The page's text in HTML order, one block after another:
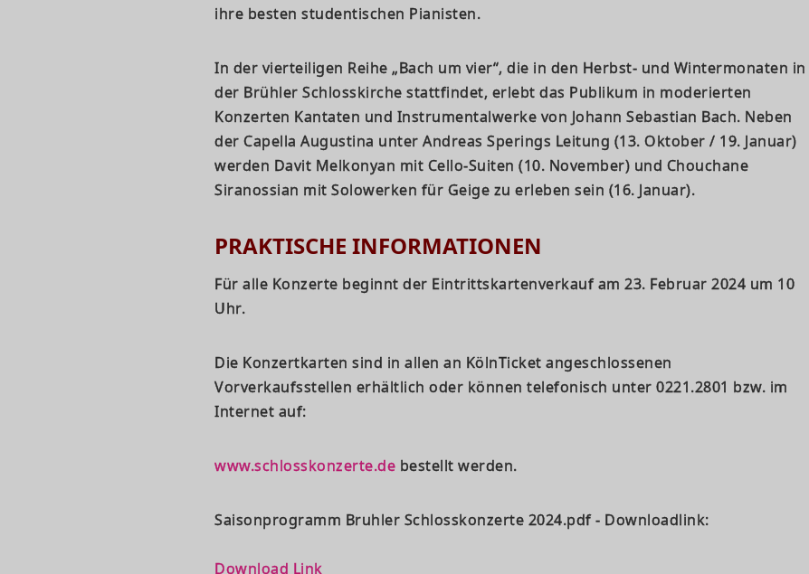
ihre besten studentischen Pianisten.
In der vierteiligen Reihe „Bach um vier“, die in den Herbst- und Wintermonaten in
der Brühler Schlosskirche stattfindet, erlebt das Publikum in moderierten
Konzerten Kantaten und Instrumentalwerke von Johann Sebastian Bach. Neben
der Capella Augustina unter Andreas Sperings Leitung (13. Oktober / 19. Januar)
werden Davit Melkonyan mit Cello-Suiten (10. November) und Chouchane
Siranossian mit Solowerken für Geige zu erleben sein (16. Januar).
PRAKTISCHE INFORMATIONEN
Für alle Konzerte beginnt der Eintrittskartenverkauf am 23. Februar 2024 um 10
Uhr.
Die Konzertkarten sind in allen an KölnTicket angeschlossenen
Vorverkaufsstellen erhältlich oder können telefonisch unter 0221.2801 bzw. im
Internet auf:
www.schlosskonzerte.de bestellt werden.
Saisonprogramm Bruhler Schlosskonzerte 2024.pdf - Downloadlink:
Download Link